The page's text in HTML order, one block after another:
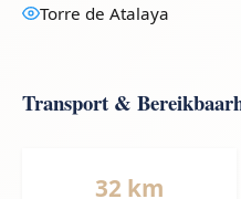
Torre de Atalaya
Transport &
32 km